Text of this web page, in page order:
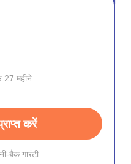
27 महीने
करें
बैक गारंटी